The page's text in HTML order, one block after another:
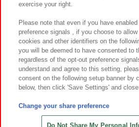
お取引先さまとともに
カスタマーハラスメント対応方針 よくあ
©Bandai Namco Amusement
©Bandai Namco Amusement
©HANAYASHIKI Co., Ltd. All
exercise your right.
Please note that even if you have
preference signals , if you choose to
cookies and other identifiers on the
you will be deemed to have consented to
regardless of the opt-out preference
understand and agree to this setting,
consent on the following setup banner by
below, then click 'Save Settings' and
Change your share preference
Do Not Share My Personal